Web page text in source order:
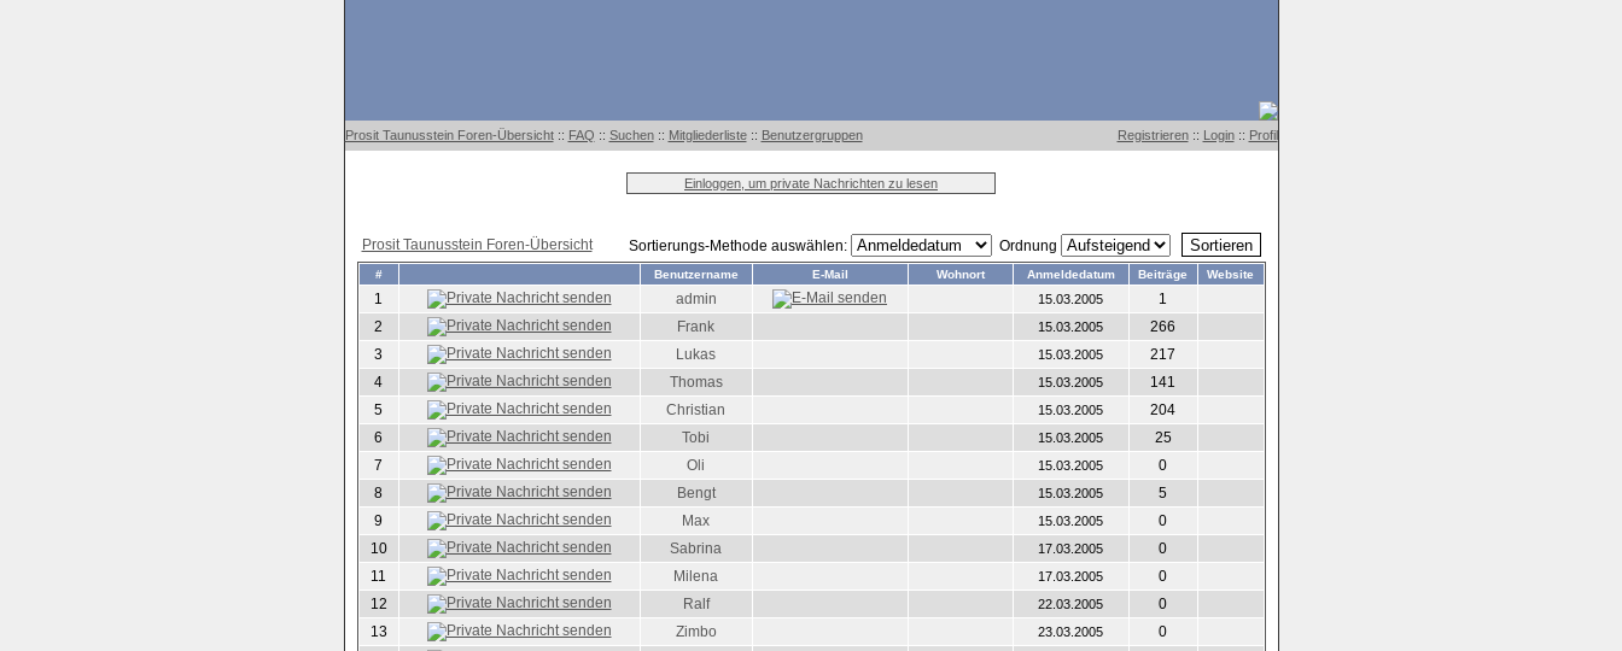
Prosit Taunusstein Foren-Übersicht:: FAQ :: Suchen:: Mitgliederliste:: Benutzergruppen Registrieren:: Login:: Profil
Einloggen, um private Nachrichten zu lesen
Prosit Taunusstein Foren-Übersicht Sortierungs-Methode auswählen: Ordnung
# Benutzername E-Mail Wohnort Anmeldedatum Beiträge Website
1 admin 15.03.2005
1
2
Frank 15.03.2005
266
3
Lukas 15.03.2005
217
4
Thomas 15.03.2005
141
5
Christian 15.03.2005
204
6
Tobi 15.03.2005
25
7
Oli 15.03.2005
0
8
Bengt 15.03.2005
5
9
Max 15.03.2005
0
10
Sabrina 17.03.2005
0
11
Milena 17.03.2005
0
12
Ralf 22.03.2005
0
13
Zimbo 23.03.2005
0